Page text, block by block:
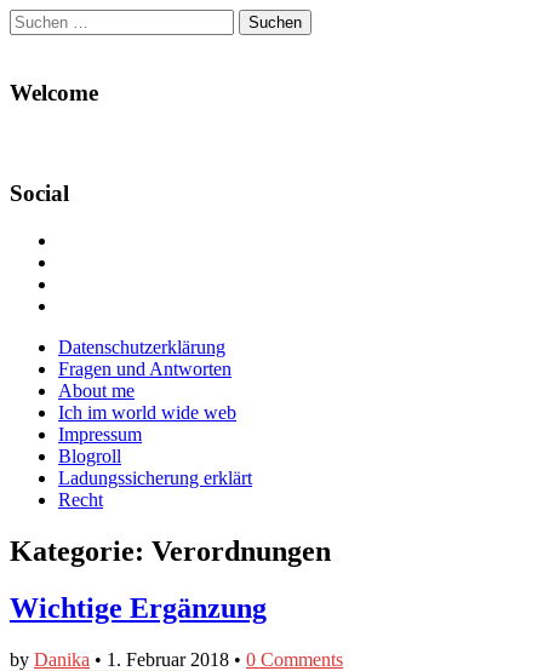
Suchen
nach:
Welcome
Social
Facebook
anzeigen
Twitter
anzeigen
auf
Instagram
anzeigen
Main
menu
Skip
content
Datenschutzerklärung
Fragen und Antworten
About me
Ich im world wide web
Impressum
Blogroll
Ladungssicherung erklärt
Recht
Kategorie: Verordnungen
Wichtige Ergänzung
by Danika • 1. Februar 2018 • 0 Comments